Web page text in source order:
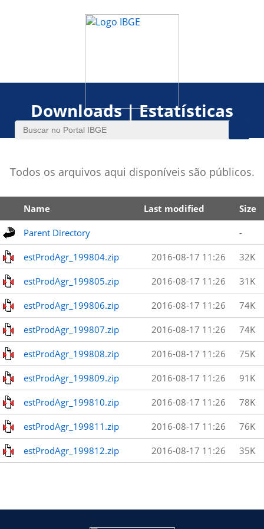
Downloads | Estatísticas
Todos os arquivos aqui disponíveis são públicos.
Name Last modified Size
Parent Directory -
estProdAgr_199804.zip 2016-08-17 11:26 32K
estProdAgr_199805.zip 2016-08-17 11:26 31K
estProdAgr_199806.zip 2016-08-17 11:26 74K
estProdAgr_199807.zip 2016-08-17 11:26 74K
estProdAgr_199808.zip 2016-08-17 11:26 75K
estProdAgr_199809.zip 2016-08-17 11:26 91K
estProdAgr_199810.zip 2016-08-17 11:26 78K
estProdAgr_199811.zip 2016-08-17 11:26 76K
estProdAgr_199812.zip 2016-08-17 11:26 35K